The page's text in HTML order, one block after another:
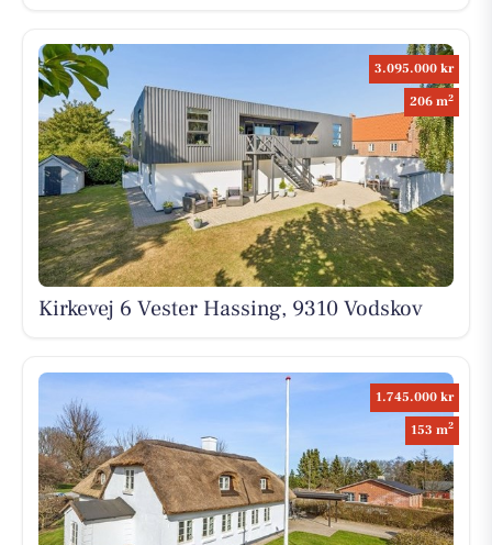
3.095.000 kr
206 m2
Kirkevej 6 Vester Hassing, 9310 Vodskov
1.745.000 kr
153 m2